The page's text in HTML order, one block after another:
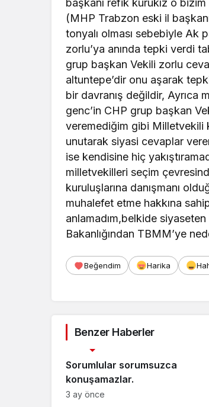
başkanı refik kurukız o
(MHP Trabzon eski il
tonyalı olması sebebiyle Ak
zorlu’ya anında tepki verdi
grup başkan Vekili zorlu
altuntepe’dir onu aşarak tepki
bir davranış değildir, Ayrıca
genc’in CHP grup başkan
veremediğim gibi Milletvekili
unutarak siyasi cevaplar
ise kendisine hiç
milletvekilleri seçim
kuruluşlarına danışmanı
muhalefet etme hakkına
anlamadım,belkide siyaseten
Bakanlığından TBMM’ye
Beğendim Harika
Benzer Haberler
Sorumlular sorumsuzca
konuşamazlar.
3 ay önce
Köşe Yazıları